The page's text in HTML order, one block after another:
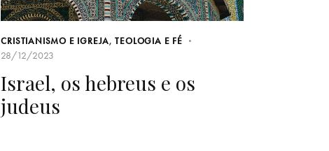
CRISTIANISMO E IGREJA,TEOLOGIA E FÉ
28/12/2023
Israel, os hebreus e os
judeus